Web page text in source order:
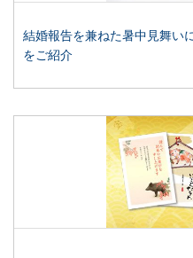
結婚報告を兼ねた暑中見舞い
をご紹介